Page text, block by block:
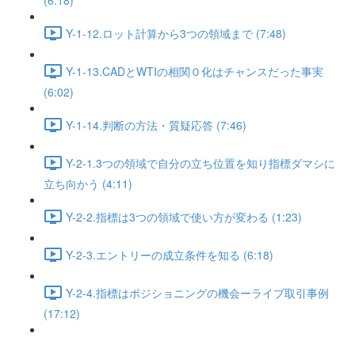
Y-1-12.ロット計算から3つの領域まで (7:48)
Y-1-13.CADとWTIの相関０化はチャンスだった事実
(6:02)
Y-1-14.判断の方法・質疑応答 (7:46)
Y-2-1.3つの領域で自分の立ち位置を知り指標ダマシに
立ち向かう (4:11)
Y-2-2.指標は3つの領域で使い方が変わる (1:23)
Y-2-3.エントリーの成立条件を知る (6:18)
Y-2-4.指標はポジショニングの機会ーライブ取引事例
(17:12)